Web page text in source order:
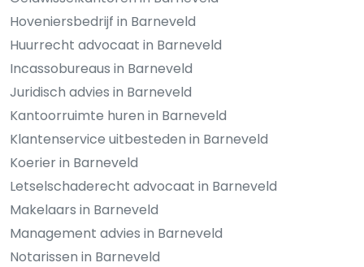
Hoveniersbedrijf in Barneveld
Huurrecht advocaat in Barneveld
Incassobureaus in Barneveld
Juridisch advies in Barneveld
Kantoorruimte huren in Barneveld
Klantenservice uitbesteden in Barneveld
Koerier in Barneveld
Letselschaderecht advocaat in Barneveld
Makelaars in Barneveld
Management advies in Barneveld
Notarissen in Barneveld